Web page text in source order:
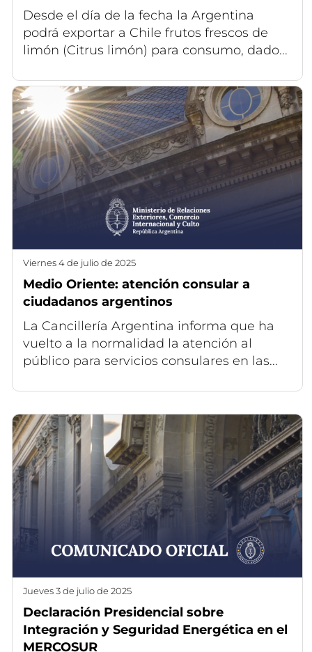
Desde el día de la fecha la Argentina
podrá exportar a Chile frutos frescos de
limón (Citrus limón) para consumo, dado...
viernes 4 de julio de 2025
Medio Oriente: atención consular a
ciudadanos argentinos
La Cancillería Argentina informa que ha
vuelto a la normalidad la atención al
público para servicios consulares en las...
jueves 3 de julio de 2025
Declaración Presidencial sobre
Integración y Seguridad Energética en el
MERCOSUR